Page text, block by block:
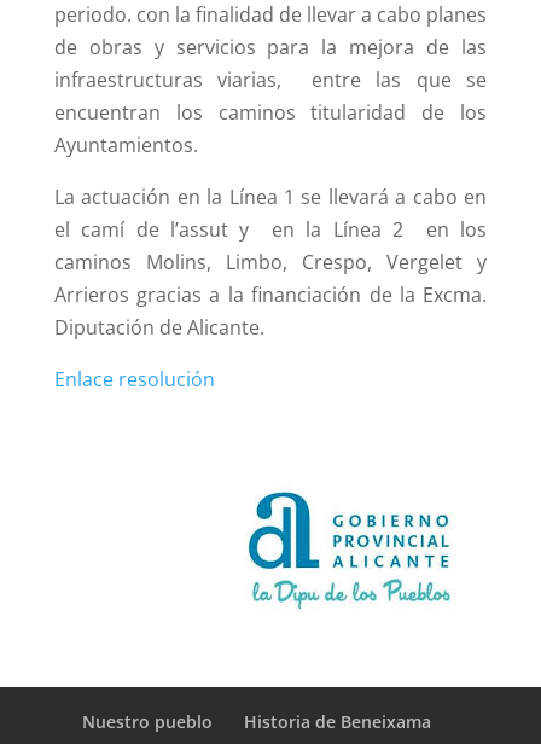
periodo. con la finalidad de llevar a cabo planes
de obras y servicios para la mejora de las
infraestructuras viarias, entre las que se
encuentran los caminos titularidad de los
Ayuntamientos.
La actuación en la Línea 1 se llevará a cabo en
el camí de l’assut y en la Línea 2 en los
caminos Molins, Limbo, Crespo, Vergelet y
Arrieros gracias a la financiación de la Excma.
Diputación de Alicante.
Enlace resolución
Nuestro pueblo
Historia de Beneixama